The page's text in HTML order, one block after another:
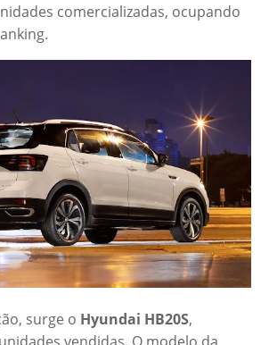
comercializadas, ocupando
surge o Hyundai HB20S,